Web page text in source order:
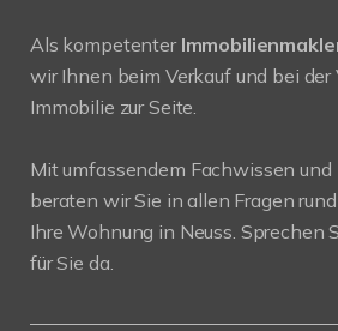
Als kompetenter
wir Ihnen beim Verkauf und bei der
Immobilie zur Seite.
Mit umfassendem Fachwissen und
beraten wir Sie in allen Fragen
Ihre Wohnung in Neuss. Sprechen
für Sie da.